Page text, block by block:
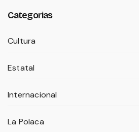
Categorias
Cultura
Estatal
Internacional
La Polaca